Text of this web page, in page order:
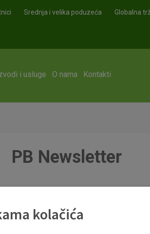
Srednja i velika poduzeća Globalna
i usluge O nama Kontakti
PB Newsletter
kolačića